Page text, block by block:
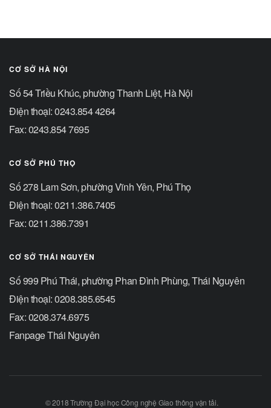
CƠ SỞ HÀ NỘI
Số 54 Triều Khúc, phường Thanh Liệt, Hà Nội
Điện thoại: 0243.854 4264
Fax: 0243.854 7695
CƠ SỞ PHÚ THỌ
Số 278 Lam Sơn, phường Vĩnh Yên, Phú Thọ
Điện thoại: 0211.386.7405
Fax: 0211.386.7391
CƠ SỞ THÁI NGUYÊN
Số 999 Phú Thái, phường Phan Đình Phùng, Thái Nguyên
Điện thoại: 0208.385.6545
Fax: 0208.374.6975
Fanpage Thái Nguyên
© 2018 Trường Đại học Công nghệ Giao thông vận tải.